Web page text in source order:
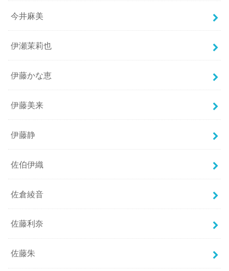
今井麻美
伊瀬茉莉也
伊藤かな恵
伊藤美来
伊藤静
佐伯伊織
佐倉綾音
佐藤利奈
佐藤朱